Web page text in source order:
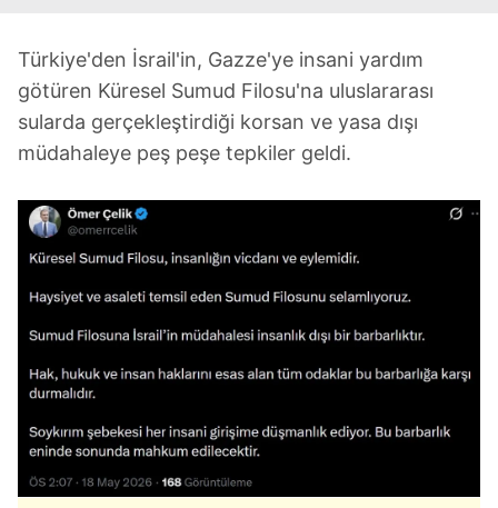
Türkiye'den İsrail'in, Gazze'ye insani yardım
götüren Küresel Sumud Filosu'na uluslararası
sularda gerçekleştirdiği korsan ve yasa dışı
müdahaleye peş peşe tepkiler geldi.